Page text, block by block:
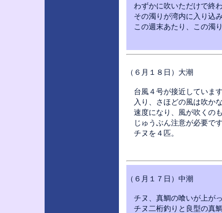
わずかに吹いただけで終
その濁りが湾内に入り込
この週末あたり、この濁
（６月１８日）大潮
台風４号が接近していま
入り、さほどの風は吹か
速度になり、風が吹くの
じゅうぶん注意が必要で
チヌを４匹。
（６月１７日）中潮
チヌ、真鯛の喰いが上が
チヌ二桁釣りと良型の真